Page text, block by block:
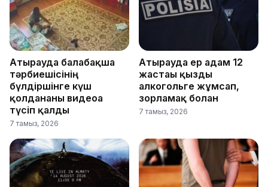
Атырауда балабақша
тәрбиешісінің
бүлдіршінге күш
қолданғаны видеоға
түсіп қалды
7 тамыз, 2026
Атырауда ер адам 12
жастағы қызды
алкогольге жұмсап,
зорламақ болған
7 тамыз, 2026